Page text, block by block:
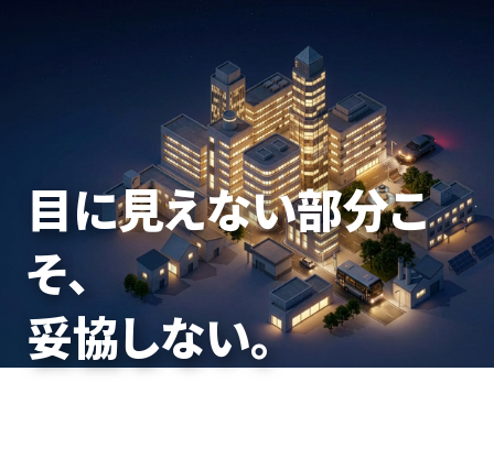
力を束ね、
未来をつくる。
目に見えない部分こ
そ、
妥協しない。
働く日常を、
止めないための基盤
を。